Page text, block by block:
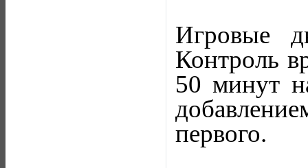
Игровые
Контроль
50 минут
первого.